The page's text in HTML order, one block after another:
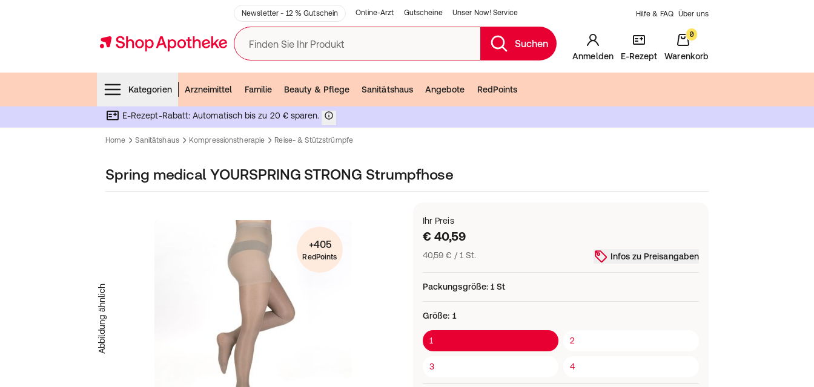
Newsletter - 12 % Gutschein Online-Arzt Gutscheine Unser Now! Service Hilfe & FAQ Über uns
Finden Sie Ihr Produkt Suchen
Anmelden E-Rezept
0
Warenkorb
Kategorien
Arzneimittel Familie Beauty & Pflege Sanitätshaus Angebote RedPoints
E-Rezept-Rabatt: Automatisch bis zu 20 € sparen.
Home Sanitätshaus Kompressionstherapie Reise- & Stützstrümpfe
Spring medical YOURSPRING STRONG Strumpfhose
Abbildung ähnlich
+405
RedPoints
Ihr Preis
€ 40,59
40,59 € / 1 St. Infos zu Preisangaben
Packungsgröße:1 St
Größe: 1
1 2
3 4